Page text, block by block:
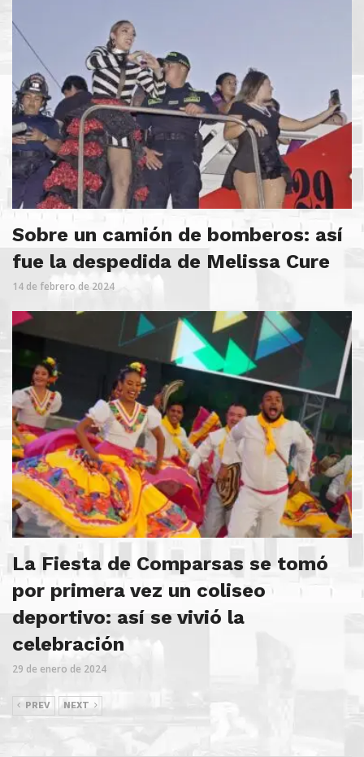
Sobre un camión de bomberos: así
fue la despedida de Melissa Cure
14 de febrero de 2024
La Fiesta de Comparsas se tomó
por primera vez un coliseo
deportivo: así se vivió la
celebración
29 de enero de 2024
PREV NEXT